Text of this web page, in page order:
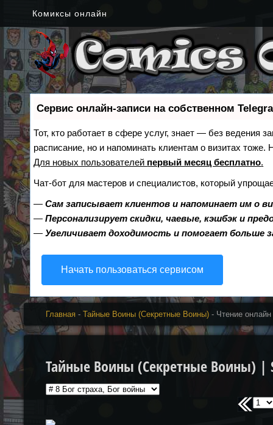
Комиксы онлайн
Сервис онлайн-записи на собственном
Тот, кто работает в сфере услуг, знает — без ведения
расписание, но и напоминать клиентам о визитах
Для новых пользователей первый месяц бесплатно.
Чат-бот для мастеров и специалистов, который
—Сам записывает клиентов и напоминает им о
—Персонализирует скидки, чаевые, кэшбэк и
—Увеличивает доходимость и помогает больше
Начать пользоваться сервисом
Главная -Тайные Воины (Секретные Воины) - Чтение онлайн
Тайные Воины (Секретные Воины) |